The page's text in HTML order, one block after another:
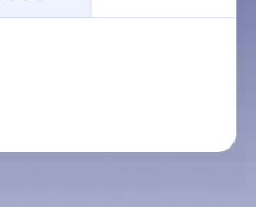
业高清高倍夜视防